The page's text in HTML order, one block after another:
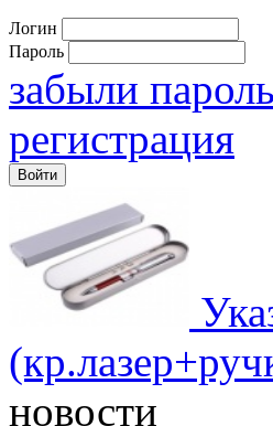
Логин
Пароль
забыли пароль
регистрация
новости